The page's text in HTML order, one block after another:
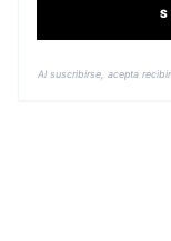
Al suscribirse, acepta